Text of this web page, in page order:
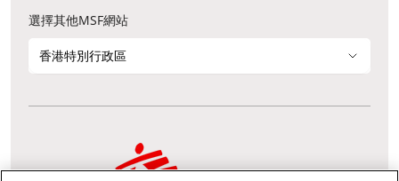
選擇其他MSF網站
香港特別行政區